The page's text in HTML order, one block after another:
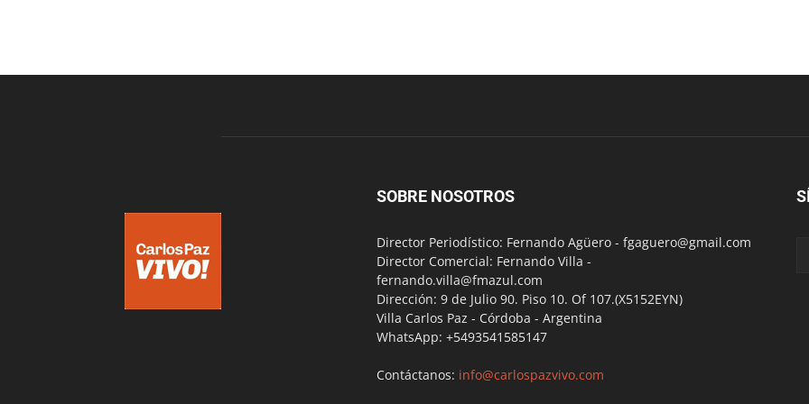
SOBRE NOSOTROS
Director Periodístico: Fernando Agüero - fgaguero@gmail.com
Director Comercial: Fernando Villa -
fernando.villa@fmazul.com
Dirección: 9 de Julio 90. Piso 10. Of 107.(X5152EYN)
Villa Carlos Paz - Córdoba - Argentina
WhatsApp: +5493541585147
Contáctanos: info@carlospazvivo.com